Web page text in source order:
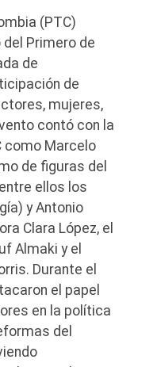
(PTC)
Primero de
de
de
mujeres,
contó con la
como Marcelo
de figuras del
ellos los
y Antonio
Clara López, el
Almaki y el
Durante el
el papel
en la política
del